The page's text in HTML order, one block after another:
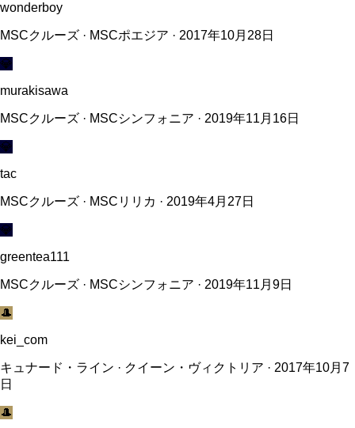
wonderboy
MSCクルーズ · MSCポエジア · 2017年10月28日
💎
murakisawa
MSCクルーズ · MSCシンフォニア · 2019年11月16日
💎
tac
MSCクルーズ · MSCリリカ · 2019年4月27日
💎
greentea111
MSCクルーズ · MSCシンフォニア · 2019年11月9日
🎩
kei_com
キュナード・ライン · クイーン・ヴィクトリア · 2017年10月7
日
🎩